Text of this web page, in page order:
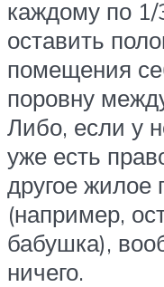
каждому по
оставить
помещения
поровну
Либо, если у
уже есть
другое
(например,
бабушка),
ничего.